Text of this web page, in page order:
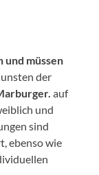
und müssen
der
auf
und
sind
ebenso wie